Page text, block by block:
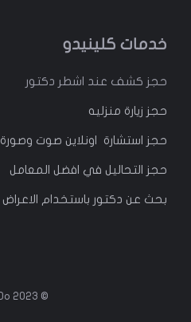
خدمات كلينيدو
حجز كشف عند اشطر دكتور
حجز زيارة منزليه
حجز استشارة اونلاين صوت وصورة
حجز التحاليل في افضل المعامل
بحث عن دكتور باستخدام الاعراض
© 2023 CliniDo